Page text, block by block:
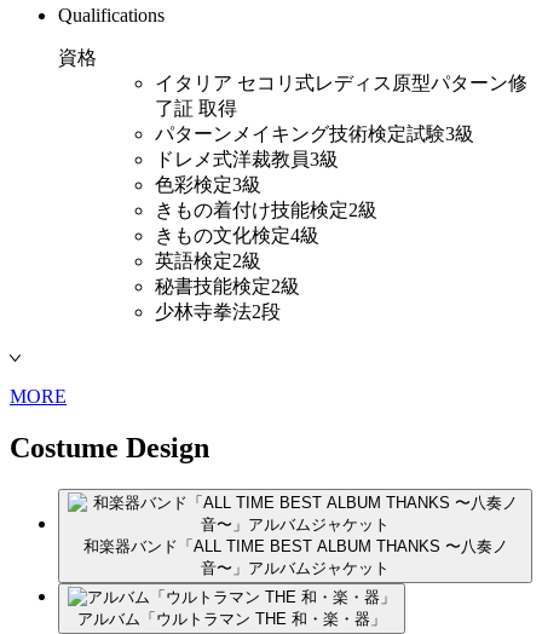
Qualifications
資格
イタリア セコリ式レディス原型パターン修
了証 取得
パターンメイキング技術検定試験3級
ドレメ式洋裁教員3級
色彩検定3級
きもの着付け技能検定2級
きもの文化検定4級
英語検定2級
秘書技能検定2級
少林寺拳法2段
MORE
Costume Design
和楽器バンド「ALL TIME BEST ALBUM THANKS 〜八奏ノ
音〜」アルバムジャケット
アルバム「ウルトラマン THE 和・楽・器」